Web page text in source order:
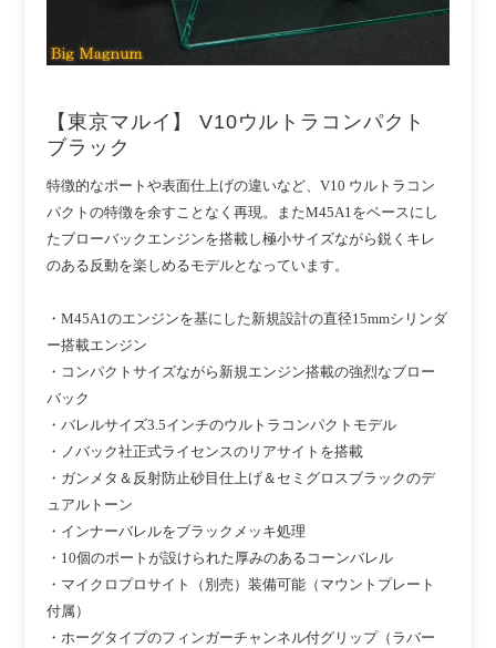
【東京マルイ】 V10ウルトラコンパクト
ブラック
特徴的なポートや表面仕上げの違いなど、V10 ウルトラコン
パクトの特徴を余すことなく再現。またM45A1をベースにし
たブローバックエンジンを搭載し極小サイズながら鋭くキレ
のある反動を楽しめるモデルとなっています。
・M45A1のエンジンを基にした新規設計の直径15mmシリンダ
ー搭載エンジン
・コンパクトサイズながら新規エンジン搭載の強烈なブロー
バック
・バレルサイズ3.5インチのウルトラコンパクトモデル
・ノバック社正式ライセンスのリアサイトを搭載
・ガンメタ＆反射防止砂目仕上げ＆セミグロスブラックのデ
ュアルトーン
・インナーバレルをブラックメッキ処理
・10個のポートが設けられた厚みのあるコーンバレル
・マイクロプロサイト（別売）装備可能（マウントプレート
付属）
・ホーグタイプのフィンガーチャンネル付グリップ（ラバー